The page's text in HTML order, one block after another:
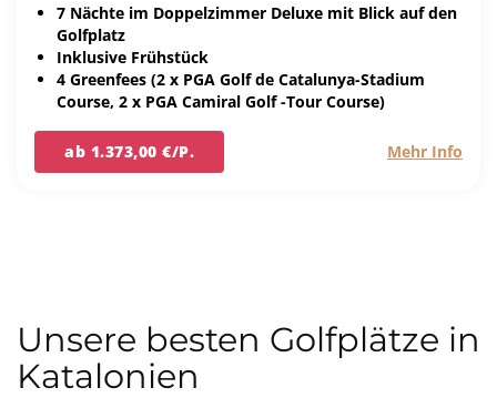
7 Nächte im Doppelzimmer Deluxe mit Blick auf den
Golfplatz
Inklusive Frühstück
4 Greenfees (2 x PGA Golf de Catalunya-Stadium
Course, 2 x PGA Camiral Golf -Tour Course)
ab 1.373,00 €/P. Mehr Info
Unsere besten Golfplätze in
Katalonien